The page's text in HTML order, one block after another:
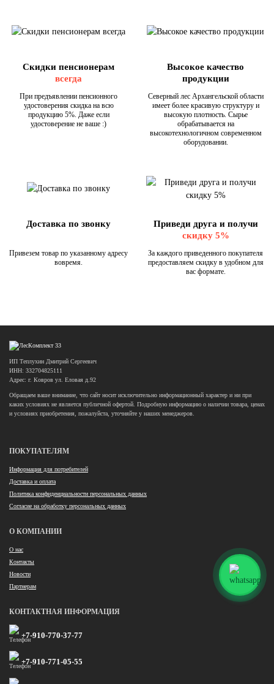
Скидки пенсионерам
всегда
При предъявлении пенсионного
удостоверения скидка на всю
продукцию 5%. Даже если
удостоверение не ваше :)
Высокое качество
продукции
Северный лес Архангельской области
имеет более красивую структуру и
высокую плотность. Сырье
обрабатывается на
высокотехнологичном современном
оборудовании.
Доставка по звонку
Привезем товар по указанному адресу
вовремя.
Приведи друга и получи
скидку 5%
За каждого приведенного покупателя
предоставляем скидку в удобном для
вас формате.
ИП Теплухин Дмитрий Сергеевич
ИНН: 332704825111
Адрес: г. Ковров ул. Еловая д.92
Обращаем ваше внимание, что сайт носит исключительно информационный характер и ни при
каких условиях не является публичной офертой. Подробную информацию о наличии товара, ценах
и условиях приобретения, пожалуйста, уточняйте у наших менеджеров.
ПОКУПАТЕЛЯМ
Информация для потребителей
Доставка и оплата
Политика конфиденциальности персональных данных
Согласие на обработку персональных данных
О КОМПАНИИ
О нас
Контакты
Новости
Партнерам
КОНТАКТНАЯ ИНФОРМАЦИЯ
+7-910-770-37-77
+7-910-771-05-55